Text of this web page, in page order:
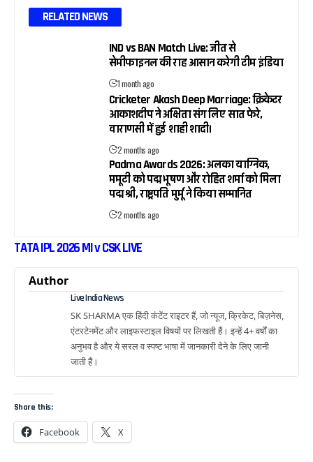
RELATED NEWS
IND vs BAN Match Live: जीत से
सेमीफाइनल की राह आसान करेगी टीम इंडिया
1 month ago
Cricketer Akash Deep Marriage: क्रिकेटर
आकाशदीप ने अक्षिता संग लिए सात फेरे,
वाराणसी में हुई शाही शादी।
2 months ago
Padma Awards 2026: अलका याग्निक,
ममूटी को पद्म भूषण और रोहित शर्मा को मिला
पद्म श्री, राष्ट्रपति मुर्मू ने किया सम्मानित
2 months ago
TATA IPL 2026 MI v CSK LIVE
Author
Live India News
SK SHARMA एक हिंदी कंटेंट राइटर हैं, जो न्यूज, क्रिकेट, बिज़नेस,
एंटरटेनमेंट और लाइफस्टाइल विषयों पर लिखती हैं। इन्हें 4+ वर्षों का
अनुभव है और ये सरल व स्पष्ट भाषा में जानकारी देने के लिए जानी
जाती हैं।
Share this:
Facebook X